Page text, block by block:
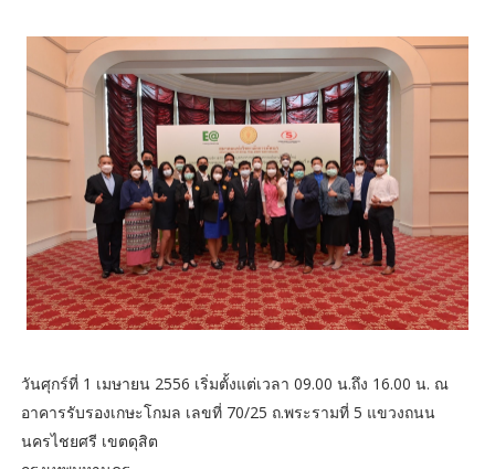
วันศุกร์ที่ 1 เมษายน 2556 เริ่มตั้งแต่เวลา 09.00 น.ถึง 16.00 น. ณ
อาคารรับรองเกษะโกมล เลขที่ 70/25 ถ.พระรามที่ 5 แขวงถนน
นครไชยศรี เขตดุสิต